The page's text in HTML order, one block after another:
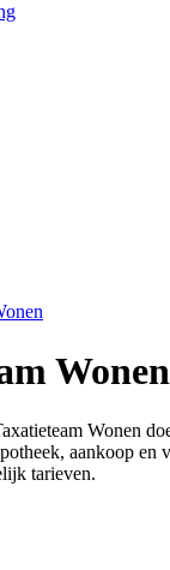
Wonen
Wonen
aankoop en
tarieven.